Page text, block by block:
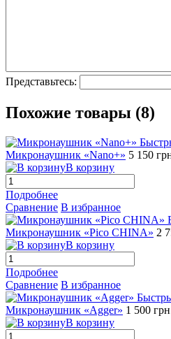
Представьтесь:
Похожие товары (8)
Микронаушник «Nano+» 5 150
В корзину
Подробнее
Сравнение В избранное
Микронаушник «Pico CHINA» 2
В корзину
Подробнее
Сравнение В избранное
Микронаушник «Agger» 1 500
В корзину